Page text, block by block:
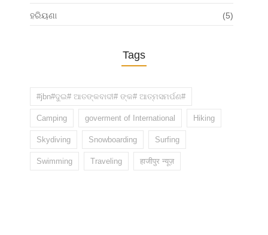
ହରିୟଣା (5)
Tags
#jbn#ଦୁଇ# ଆତଙ୍କବାଦୀ# ଙ୍କ# ଆତ୍ମସମର୍ପଣ#
Camping goverment of International Hiking
Skydiving Snowboarding Surfing
Swimming Traveling हाजीपुर न्यूज़